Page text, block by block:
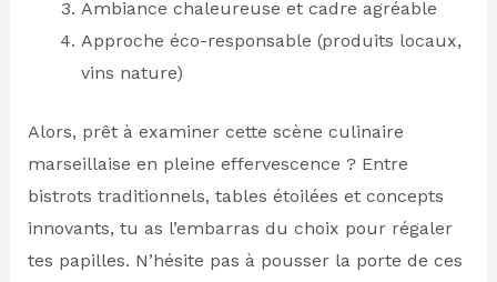
Ambiance chaleureuse et cadre agréable
Approche éco-responsable (produits locaux,
vins nature)
Alors, prêt à examiner cette scène culinaire
marseillaise en pleine effervescence ? Entre
bistrots traditionnels, tables étoilées et concepts
innovants, tu as l’embarras du choix pour régaler
tes papilles. N’hésite pas à pousser la porte de ces